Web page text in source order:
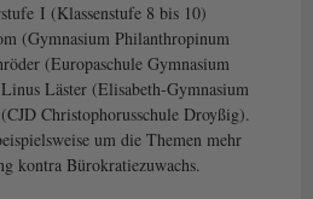
I (Klassenstufe 8 bis 10)
(Gymnasium Philanthropinum
(Europaschule Gymnasium
Läster (Elisabeth-Gymnasium
Christophorusschule Droyßig).
um die Themen mehr
kontra Bürokratiezuwachs.